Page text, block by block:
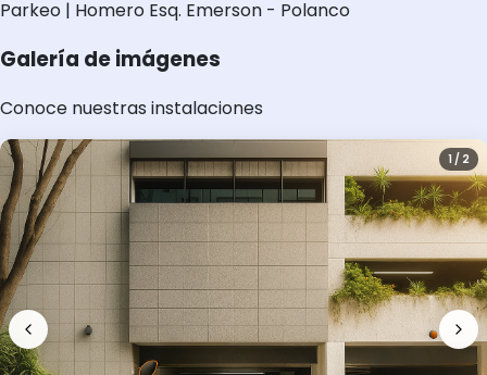
Parkeo | Homero Esq. Emerson - Polanco
Galería de imágenes
Conoce nuestras instalaciones
1 / 2